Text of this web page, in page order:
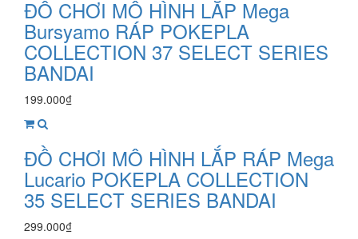
ĐỒ CHƠI MÔ HÌNH LẮP Mega
Bursyamo RÁP POKEPLA
COLLECTION 37 SELECT SERIES
BANDAI
199.000₫
ĐỒ CHƠI MÔ HÌNH LẮP RÁP Mega
Lucario POKEPLA COLLECTION
35 SELECT SERIES BANDAI
299.000₫